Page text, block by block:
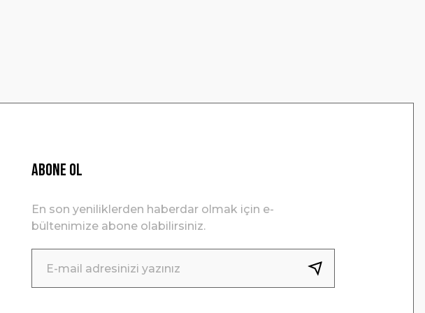
ABONE OL
En son yeniliklerden haberdar olmak için e-
bültenimize abone olabilirsiniz.